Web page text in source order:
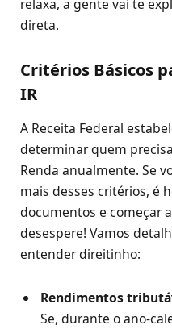
relaxa, a gente vai te
direta.
Critérios Básicos
IR
A Receita Federal
determinar quem
Renda anualmente. Se
mais desses critérios, é
documentos e começar
desespere! Vamos
entender direitinho:
Rendimentos
Se, durante o ano-